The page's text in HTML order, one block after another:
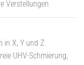
Verstellungen
in X, Y und Z
UHV-Schmierung,